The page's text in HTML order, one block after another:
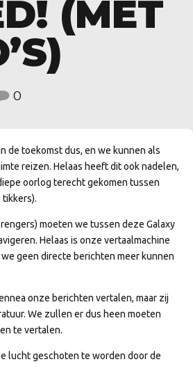
(MET
0
de toekomst dus, en we kunnen als
reizen. Helaas heeft dit ook nadelen,
oorlog terecht gekomen tussen
tikkers).
moeten we tussen deze Galaxy
Helaas is onze vertaalmachine
geen directe berichten meer kunnen
onze berichten vertalen, maar zij
We zullen er dus heen moeten
te vertalen.
lucht geschoten te worden door de